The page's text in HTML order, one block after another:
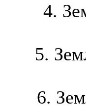
4.
5.
6.